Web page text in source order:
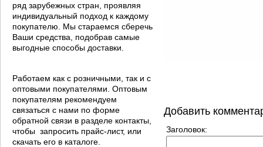
ряд зарубежных стран, проявляя
индивидуальный подход к каждому
покупателю. Мы стараемся сберечь
Ваши средства, подобрав самые
выгодные способы доставки.
Работаем как с розничными, так и с
оптовыми покупателями. Оптовым
покупателям рекомендуем
связаться с нами по форме
обратной связи в разделе контакты,
чтобы запросить прайс-лист, или
скачать его в каталоге.
Добавить
Заголовок: